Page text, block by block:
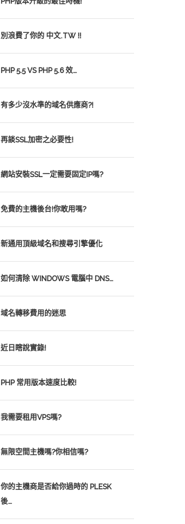
別浪費了你的 中文.TW !!
PHP 5.5 VS PHP 5.6 效…
有多少沒水準的域名供應商?!
再談SSL加密之必要性!
網站安裝SSL一定需要固定IP嗎?
免費的主機後台!你敢用嗎?
新通用頂級域名和搜尋引擎優化
如何清除 WINDOWS 電腦中 DNS…
域名轉移費用的迷思
近日瞎說實錄!
PHP 常用版本速度比較!
我需要租用VPS嗎?
無限空間主機嗎?你相信嗎?
你的主機商是否給你過時的 PLESK
後…